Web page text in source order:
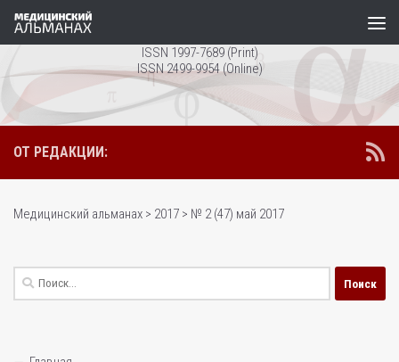
Перейти к содержимому
ISSN 1997-7689 (Print)
ISSN 2499-9954 (Online)
ОТ РЕДАКЦИИ:
Медицинский альманах > 2017 > № 2 (47) май 2017
Найти: